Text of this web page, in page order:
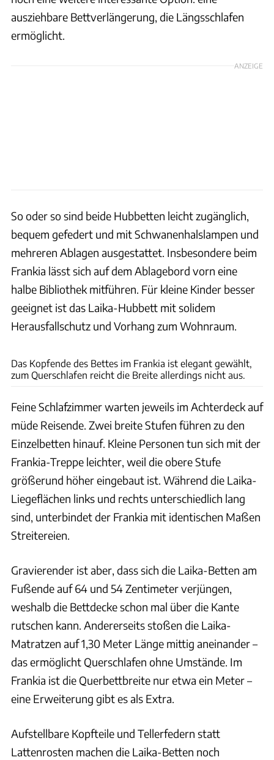
ausziehbare Bettverlängerung, die Längsschlafen
ermöglicht.
ANZEIGE
So oder so sind beide Hubbetten leicht zugänglich,
bequem gefedert und mit Schwanenhalslampen und
mehreren Ablagen ausgestattet. Insbesondere beim
Frankia lässt sich auf dem Ablagebord vorn eine
halbe Bibliothek mitführen. Für kleine Kinder besser
geeignet ist das Laika-Hubbett mit solidem
Herausfallschutz und Vorhang zum Wohnraum.
Das Kopfende des Bettes im Frankia ist elegant gewählt,
zum Querschlafen reicht die Breite allerdings nicht aus.
Feine Schlafzimmer warten jeweils im Achterdeck auf
müde Reisende. Zwei breite Stufen führen zu den
Einzelbetten hinauf. Kleine Personen tun sich mit der
Frankia-Treppe leichter, weil die obere Stufe
größerund höher eingebaut ist. Während die Laika-
Liegeflächen links und rechts unterschiedlich lang
sind, unterbindet der Frankia mit identischen Maßen
Streitereien.
Gravierender ist aber, dass sich die Laika-Betten am
Fußende auf 64 und 54 Zentimeter verjüngen,
weshalb die Bettdecke schon mal über die Kante
rutschen kann. Andererseits stoßen die Laika-
Matratzen auf 1,30 Meter Länge mittig aneinander –
das ermöglicht Querschlafen ohne Umstände. Im
Frankia ist die Querbettbreite nur etwa ein Meter –
eine Erweiterung gibt es als Extra.
Aufstellbare Kopfteile und Tellerfedern statt
Lattenrosten machen die Laika-Betten noch